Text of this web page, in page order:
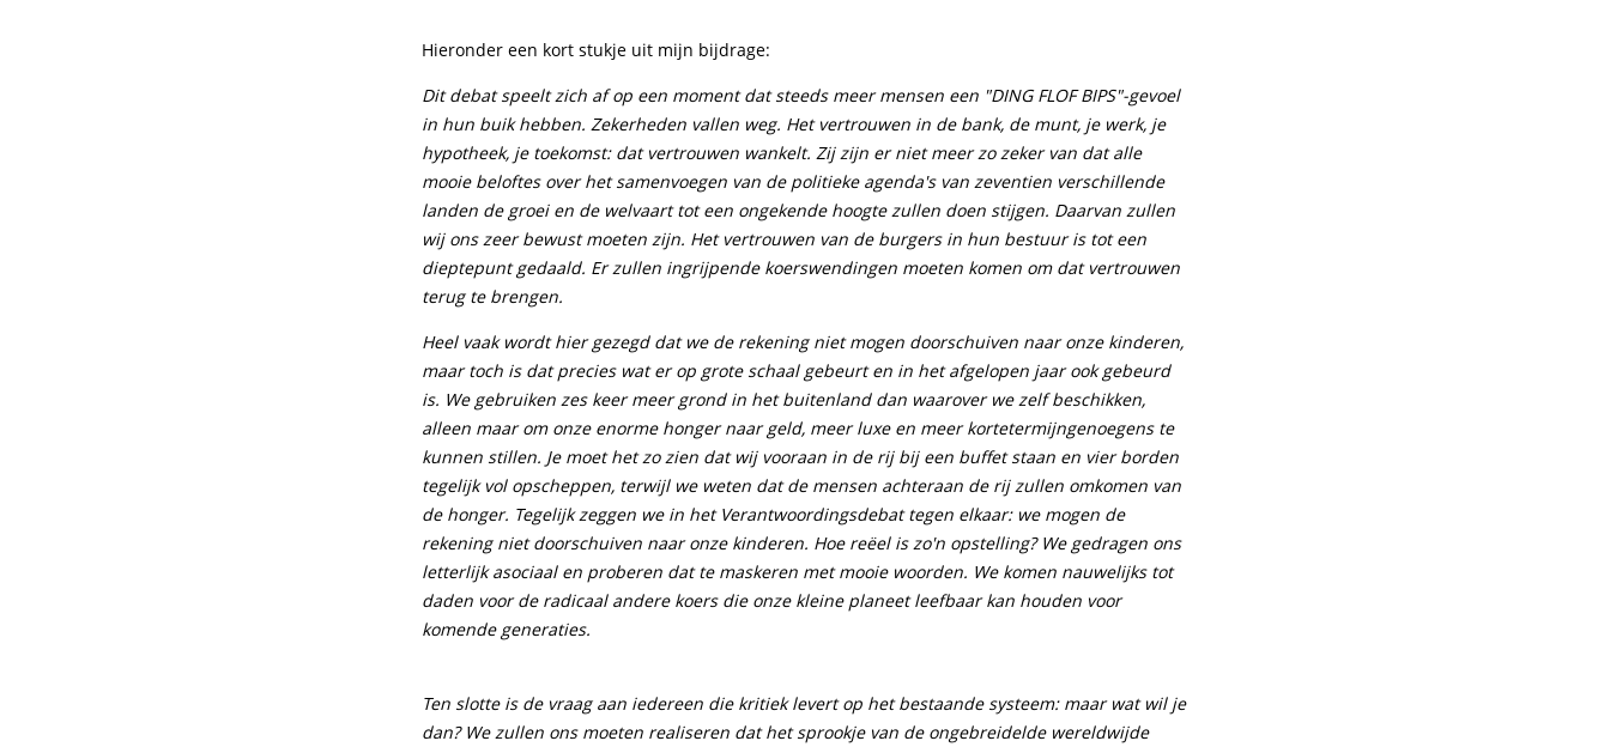
Hieronder een kort stukje uit mijn bijdrage:
Dit debat speelt zich af op een moment dat steeds meer mensen een "DING FLOF BIPS"-gevoel
in hun buik hebben. Zekerheden vallen weg. Het vertrouwen in de bank, de munt, je werk, je
hypotheek, je toekomst: dat vertrouwen wankelt. Zij zijn er niet meer zo zeker van dat alle
mooie beloftes over het samenvoegen van de politieke agenda's van zeventien verschillende
landen de groei en de welvaart tot een ongekende hoogte zullen doen stijgen. Daarvan zullen
wij ons zeer bewust moeten zijn. Het vertrouwen van de burgers in hun bestuur is tot een
dieptepunt gedaald. Er zullen ingrijpende koerswendingen moeten komen om dat vertrouwen
terug te brengen.
Heel vaak wordt hier gezegd dat we de rekening niet mogen doorschuiven naar onze kinderen,
maar toch is dat precies wat er op grote schaal gebeurt en in het afgelopen jaar ook gebeurd
is. We gebruiken zes keer meer grond in het buitenland dan waarover we zelf beschikken,
alleen maar om onze enorme honger naar geld, meer luxe en meer kortetermijngenoegens te
kunnen stillen. Je moet het zo zien dat wij vooraan in de rij bij een buffet staan en vier borden
tegelijk vol opscheppen, terwijl we weten dat de mensen achteraan de rij zullen omkomen van
de honger. Tegelijk zeggen we in het Verantwoordingsdebat tegen elkaar: we mogen de
rekening niet doorschuiven naar onze kinderen. Hoe reëel is zo'n opstelling? We gedragen ons
letterlijk asociaal en proberen dat te maskeren met mooie woorden. We komen nauwelijks tot
daden voor de radicaal andere koers die onze kleine planeet leefbaar kan houden voor
komende generaties.
Ten slotte is de vraag aan iedereen die kritiek levert op het bestaande systeem: maar wat wil je
dan? We zullen ons moeten realiseren dat het sprookje van de ongebreidelde wereldwijde